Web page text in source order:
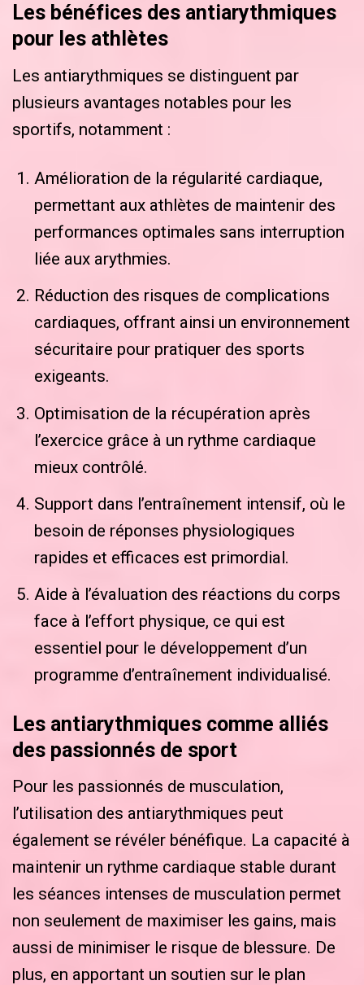
Les bénéfices des antiarythmiques
pour les athlètes
Les antiarythmiques se distinguent par
plusieurs avantages notables pour les
sportifs, notamment :
Amélioration de la régularité cardiaque,
permettant aux athlètes de maintenir des
performances optimales sans interruption
liée aux arythmies.
Réduction des risques de complications
cardiaques, offrant ainsi un environnement
sécuritaire pour pratiquer des sports
exigeants.
Optimisation de la récupération après
l’exercice grâce à un rythme cardiaque
mieux contrôlé.
Support dans l’entraînement intensif, où le
besoin de réponses physiologiques
rapides et efficaces est primordial.
Aide à l’évaluation des réactions du corps
face à l’effort physique, ce qui est
essentiel pour le développement d’un
programme d’entraînement individualisé.
Les antiarythmiques comme alliés
des passionnés de sport
Pour les passionnés de musculation,
l’utilisation des antiarythmiques peut
également se révéler bénéfique. La capacité à
maintenir un rythme cardiaque stable durant
les séances intenses de musculation permet
non seulement de maximiser les gains, mais
aussi de minimiser le risque de blessure. De
plus, en apportant un soutien sur le plan